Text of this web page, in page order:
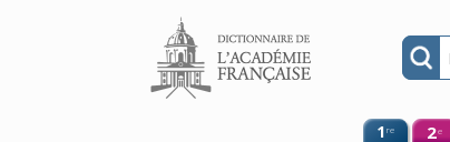
Aller au contenu
1re 2e